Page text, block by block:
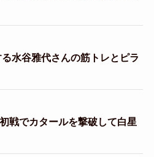
水谷雅代さんの筋トレとピラ
戦でカタールを撃破して白星